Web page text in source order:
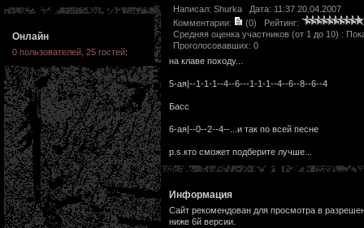
Онлайн
0 пользователей, 25 гостей:
Написал: Shurka Дата: 11:37 20.04.2007
Комментарии:
(0) Рейтинг:
Средняя оценка участников (от 1 до 10) :
Проголосовавших: 0
на клаве походу...
5-ая|--1-1-1--4--6---1-1-1--4--6--8--6--4
Басс
6-ая|--0--2--4--...и так по всей песне
p.s.кто сможет подберите лучше...
Информация
Сайт рекомендован для просмотра в
ниже 6й версии.